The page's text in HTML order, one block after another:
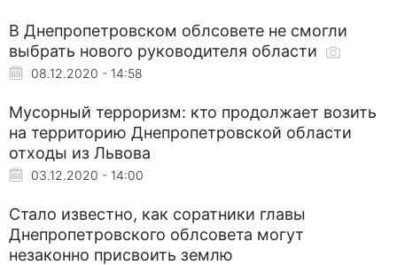
В Днепропетровском облсовете не смогли
выбрать нового руководителя области
08.12.2020 - 14:58
Мусорный терроризм: кто продолжает возить
на территорию Днепропетровской области
отходы из Львова
03.12.2020 - 14:00
Стало известно, как соратники главы
Днепропетровского облсовета могут
незаконно присвоить землю